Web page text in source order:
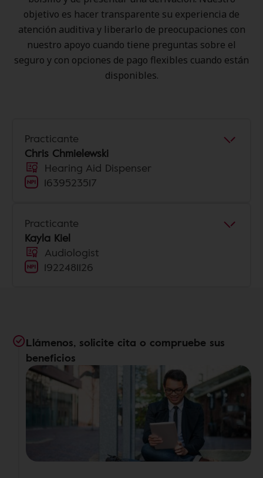
objetivo es hacer transparente su experiencia de
atención auditiva y liberarlo de preocupaciones con
nuestro apoyo cuando tiene preguntas sobre el
seguro y con opciones de pago flexibles cuando están
disponibles.
Practicante
Chris Chmielewski
Hearing Aid Dispenser
1639523517
Practicante
Kayla Kiel
Audiologist
1922481126
Llámenos, solicite cita o compruebe sus
beneficios